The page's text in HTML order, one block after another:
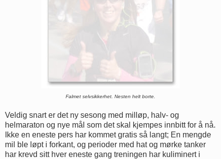
Falmet selvsikkerhet. Nesten helt borte.
Veldig snart er det ny sesong med milløp, halv- og
helmaraton og nye mål som det skal kjempes innbitt for å nå.
Ikke en eneste pers har kommet gratis så langt; En mengde
mil ble løpt i forkant, og perioder med hat og mørke tanker
har krevd sitt hver eneste gang treningen har kuliminert i